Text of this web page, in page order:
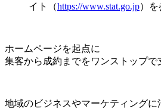
イト（https://www.stat.go.jp）を
ホームページを起点に
集客から成約までをワンストップで
地域のビジネスやマーケティングに